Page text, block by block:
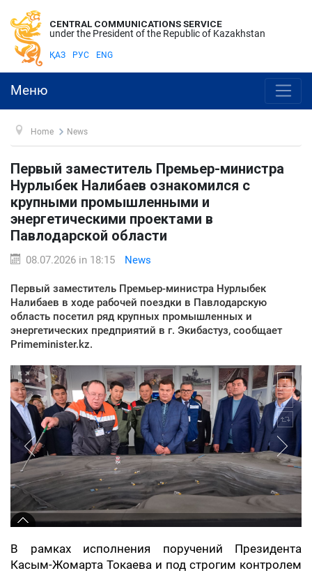
CENTRAL COMMUNICATIONS SERVICE
under the President of the Republic of Kazakhstan
ҚАЗ РУС ENG
Меню
Home News
Первый заместитель Премьер-министра
Нурлыбек Налибаев ознакомился с
крупными промышленными и
энергетическими проектами в
Павлодарской области
08.07.2026 in 18:15 News
Первый заместитель Премьер-министра Нурлыбек
Налибаев в ходе рабочей поездки в Павлодарскую
область посетил ряд крупных промышленных и
энергетических предприятий в г. Экибастуз, сообщает
Primeminister.kz.
В рамках исполнения поручений Президента
Касым-Жомарта Токаева и под строгим контролем